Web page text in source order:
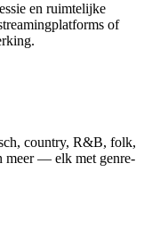
en ruimtelijke
of
country, R&B, folk,
meer — elk met genre-